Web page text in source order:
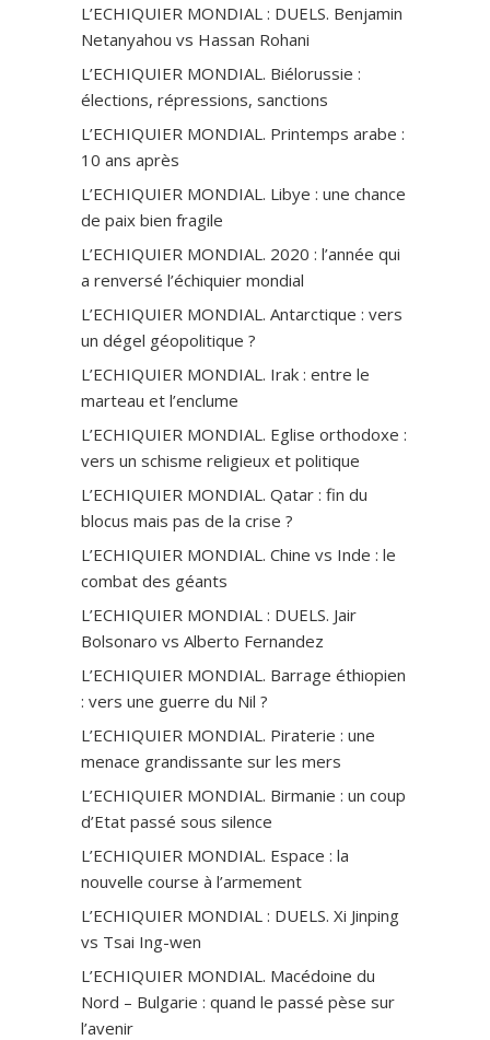
L’ECHIQUIER MONDIAL : DUELS. Benjamin
Netanyahou vs Hassan Rohani
L’ECHIQUIER MONDIAL. Biélorussie :
élections, répressions, sanctions
L’ECHIQUIER MONDIAL. Printemps arabe :
10 ans après
L’ECHIQUIER MONDIAL. Libye : une chance
de paix bien fragile
L’ECHIQUIER MONDIAL. 2020 : l’année qui
a renversé l’échiquier mondial
L’ECHIQUIER MONDIAL. Antarctique : vers
un dégel géopolitique ?
L’ECHIQUIER MONDIAL. Irak : entre le
marteau et l’enclume
L’ECHIQUIER MONDIAL. Eglise orthodoxe :
vers un schisme religieux et politique
L’ECHIQUIER MONDIAL. Qatar : fin du
blocus mais pas de la crise ?
L’ECHIQUIER MONDIAL. Chine vs Inde : le
combat des géants
L’ECHIQUIER MONDIAL : DUELS. Jair
Bolsonaro vs Alberto Fernandez
L’ECHIQUIER MONDIAL. Barrage éthiopien
: vers une guerre du Nil ?
L’ECHIQUIER MONDIAL. Piraterie : une
menace grandissante sur les mers
L’ECHIQUIER MONDIAL. Birmanie : un coup
d’Etat passé sous silence
L’ECHIQUIER MONDIAL. Espace : la
nouvelle course à l’armement
L’ECHIQUIER MONDIAL : DUELS. Xi Jinping
vs Tsai Ing-wen
L’ECHIQUIER MONDIAL. Macédoine du
Nord – Bulgarie : quand le passé pèse sur
l’avenir